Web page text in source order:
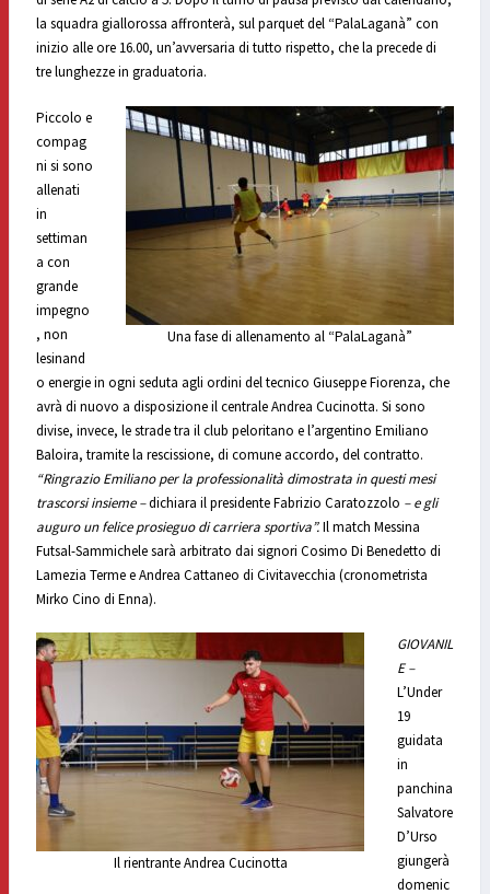
la squadra giallorossa affronterà, sul parquet del “PalaLaganà” con
inizio alle ore 16.00, un’avversaria di tutto rispetto, che la precede di
tre lunghezze in graduatoria.
Una fase di allenamento al “PalaLaganà”
Piccolo e
compag
ni si sono
allenati
in
settiman
a con
grande
impegno
, non
lesinand
o energie in ogni seduta agli ordini del tecnico Giuseppe Fiorenza, che
avrà di nuovo a disposizione il centrale Andrea Cucinotta. Si sono
divise, invece, le strade tra il club peloritano e l’argentino Emiliano
Baloira, tramite la rescissione, di comune accordo, del contratto.
“Ringrazio Emiliano per la professionalità dimostrata in questi mesi
trascorsi insieme –dichiara il presidente Fabrizio Caratozzolo – e gli
auguro un felice prosieguo di carriera sportiva”.Il match Messina
Futsal-Sammichele sarà arbitrato dai signori Cosimo Di Benedetto di
Lamezia Terme e Andrea Cattaneo di Civitavecchia (cronometrista
Mirko Cino di Enna).
Il rientrante Andrea Cucinotta
GIOVANIL
E –
L’Under
19
guidata
in
panchina
Salvatore
D’Urso
giungerà
domenic